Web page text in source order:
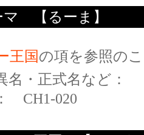
マ 【るーま】
王国の項を参照の
名・正式名など：
CH1-020